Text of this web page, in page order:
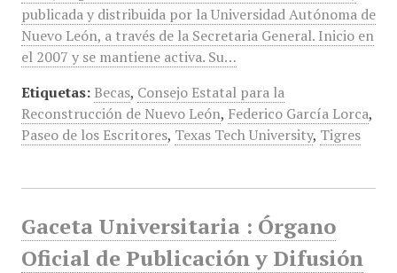
publicada y distribuida por la Universidad Autónoma de
Nuevo León, a través de la Secretaria General. Inicio en
el 2007 y se mantiene activa. Su…
Etiquetas: Becas, Consejo Estatal para la
Reconstrucción de Nuevo León, Federico García Lorca,
Paseo de los Escritores, Texas Tech University, Tigres
Gaceta Universitaria : Órgano
Oficial de Publicación y Difusión